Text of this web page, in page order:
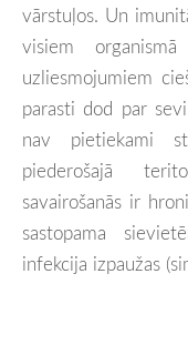
vārstuļos. Un
visiem
uzliesmojumiem
parasti dod par
nav pietiekami
piederošajā
savairošanās ir
sastopama
infekcija izpaužas